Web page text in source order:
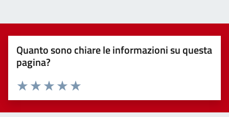
Quanto sono chiare le informazioni su questa
pagina?
Valuta 5 stelle su 5
Valuta 4 stelle su 5
Valuta 3 stelle su 5
Valuta 2 stelle su 5
Valuta 1 stelle su 5